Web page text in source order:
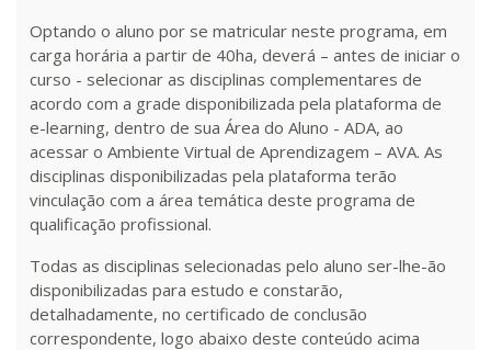
420 H 53dias 150dias
R$ 2.082,12
Matricular
440 H 55dias 150dias
R$ 2.240,16
Matricular
Optando o aluno por se matricular neste programa, em
carga horária a partir de 40ha, deverá – antes de iniciar o
curso - selecionar as disciplinas complementares de
acordo com a grade disponibilizada pela plataforma de
e-learning, dentro de sua Área do Aluno - ADA, ao
acessar o Ambiente Virtual de Aprendizagem – AVA. As
disciplinas disponibilizadas pela plataforma terão
vinculação com a área temática deste programa de
qualificação profissional.
Todas as disciplinas selecionadas pelo aluno ser-lhe-ão
disponibilizadas para estudo e constarão,
detalhadamente, no certificado de conclusão
correspondente, logo abaixo deste conteúdo acima